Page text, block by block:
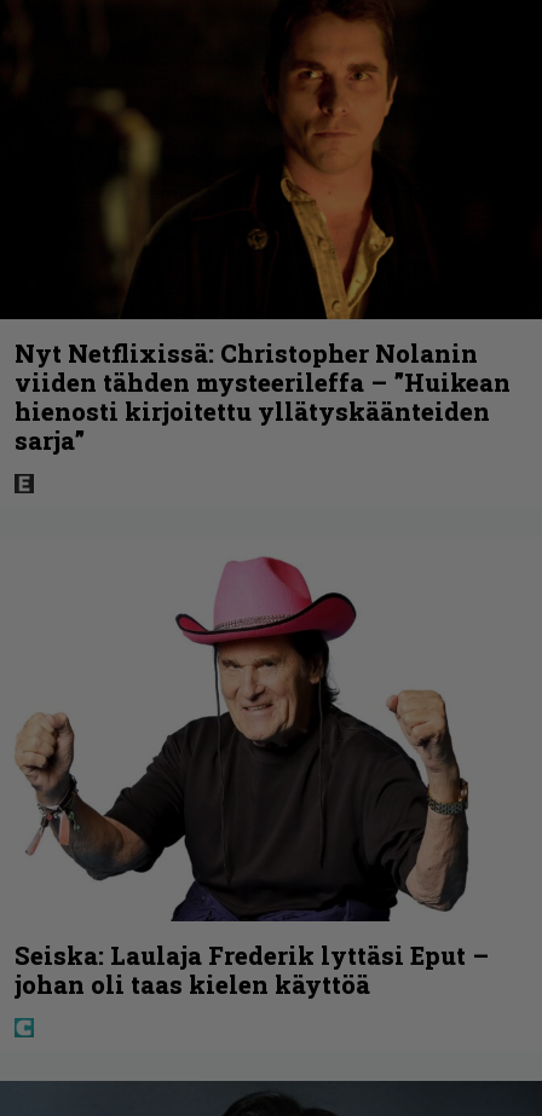
Nyt Netflixissä: Christopher Nolanin
viiden tähden mysteerileffa – ”Huikean
hienosti kirjoitettu yllätyskäänteiden
sarja”
Seiska: Laulaja Frederik lyttäsi Eput –
johan oli taas kielen käyttöä